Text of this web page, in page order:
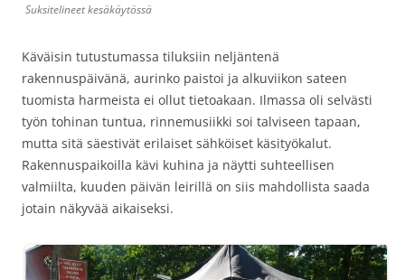
Suksitelineet kesäkäytössä
Käväisin tutustumassa tiluksiin neljäntenä
rakennuspäivänä, aurinko paistoi ja alkuviikon sateen
tuomista harmeista ei ollut tietoakaan. Ilmassa oli selvästi
työn tohinan tuntua, rinnemusiikki soi talviseen tapaan,
mutta sitä säestivät erilaiset sähköiset käsityökalut.
Rakennuspaikoilla kävi kuhina ja näytti suhteellisen
valmiilta, kuuden päivän leirillä on siis mahdollista saada
jotain näkyvää aikaiseksi.